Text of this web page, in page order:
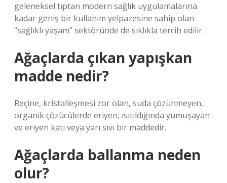
geleneksel tıptan modern sağlık uygulamalarına
kadar geniş bir kullanım yelpazesine sahip olan
“sağlıklı yaşam” sektöründe de sıklıkla tercih edilir.
Ağaçlarda çıkan yapışkan
madde nedir?
Reçine, kristalleşmesi zor olan, suda çözünmeyen,
organik çözücülerde eriyen, ısıtıldığında yumuşayan
ve eriyen katı veya yarı sıvı bir maddedir.
Ağaçlarda ballanma neden
olur?